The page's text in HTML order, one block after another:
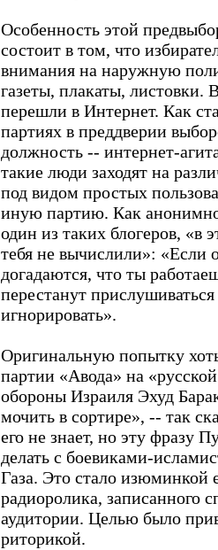
Особенность этой
состоит в том, что
внимания на наружную
газеты, плакаты, листовки.
перешли в Интернет. Как
партиях в преддверии
должность -- интернет-
такие люди заходят на
под видом простых
иную партию. Как
один из таких блогеров, «в
тебя не вычислили»: «Если
догадаются, что ты
перестанут
игнорировать».
Оригинальную попытку
партии «Авода» на
обороны Израиля Эхуд
мочить в сортире», -- так
его не знает, но эту фразу
делать с боевиками-
Газа. Это стало изюминкой
радиоролика, записанного
аудитории. Целью было
риторикой.